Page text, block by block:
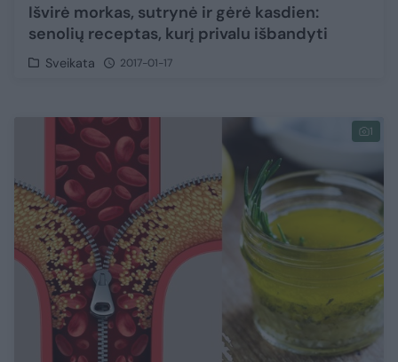
Išvirė morkas, sutrynė ir gėrė kasdien:
senolių receptas, kurį privalu išbandyti
Sveikata 2017-01-17
1